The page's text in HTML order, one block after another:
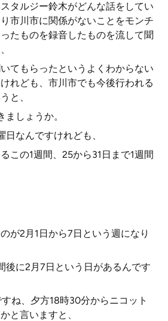
タルジー鈴木がどんな話をしてい
市川市に関係がないことをモンチ
たものを録音したものを流して聞
てもらったというよくわからない
れども、市川市でも今後行われる
と、
しょうか。
なんですけれども、
この1週間、25から31日まで1週間
が2月1日から7日という週になり
後に2月7日という日があるんです
ね、夕方18時30分からニコット
と言いますと、